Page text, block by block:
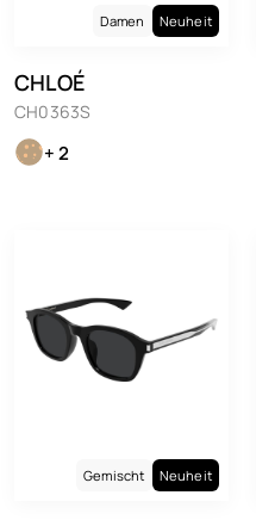
Damen Neuheit
CHLOÉ
CH0363S
+ 2
Gemischt Neuheit